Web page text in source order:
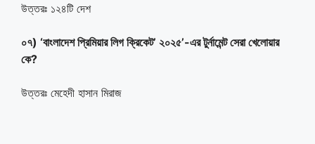
উত্তরঃ ১২৪টি দেশ
০৭) ‘বাংলাদেশ প্রিমিয়ার লিগ ক্রিকেট’ ২০২৫’-এর টুর্নামেন্ট সেরা খেলোয়ার
কে?
উত্তরঃ মেহেদী হাসান মিরাজ